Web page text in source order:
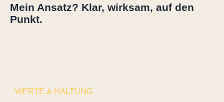
Mein Ansatz? Klar, wirksam, auf den
Punkt.
WERTE & HALTUNG